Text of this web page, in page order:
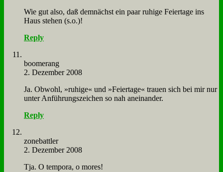
Wie gut al­so, daß dem­nächst ein paar ru­hi­ge Fei­er­ta­ge ins
Haus ste­hen (s.o.)!
Reply
boo­me­rang
2. Dezember 2008
Ja. Ob­wohl, »ru­hi­ge« und »Fei­er­ta­ge« trau­en sich bei mir nur
un­ter An­füh­rungs­zei­chen so nah an­ein­an­der.
Reply
zone­batt­ler
2. Dezember 2008
Tja. O tem­po­ra, o mo­res!